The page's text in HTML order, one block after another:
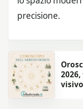
precisione.
visivo